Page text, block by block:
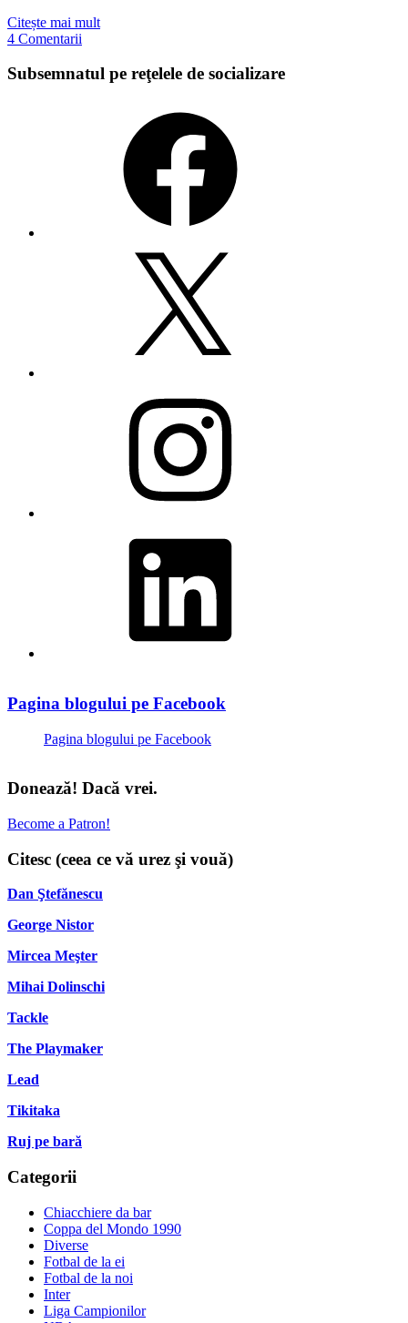
Citește mai mult
4 Comentarii
Subsemnatul pe reţelele de socializare
Pagina blogului pe Facebook
Pagina blogului pe Facebook
Donează! Dacă vrei.
Become a Patron!
Citesc (ceea ce vă urez şi vouă)
Dan Ştefănescu
George Nistor
Mircea Meşter
Mihai Dolinschi
Tackle
The Playmaker
Lead
Tikitaka
Ruj pe bară
Categorii
Chiacchiere da bar
Coppa del Mondo 1990
Diverse
Fotbal de la ei
Fotbal de la noi
Inter
Liga Campionilor